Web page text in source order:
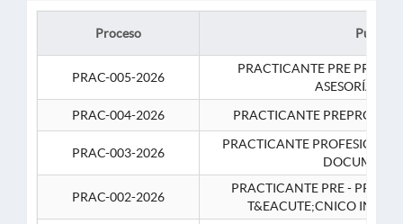
Proceso Puesto
PRAC-005-2026
PRACTICANTE PRE
ASESORÍA
PRAC-004-2026
PRACTICANTE
PRAC-003-2026
PRACTICANTE
PRAC-002-2026
PRACTICANTE PRE -
T&EACUTE;CNICO